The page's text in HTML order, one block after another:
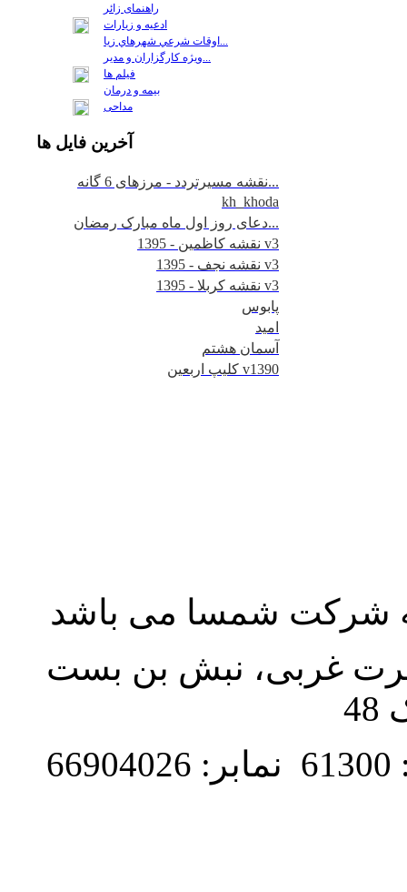
راهنمای زائر
ادعیه و زیارات
اوقات شرعي شهرهاي زيا...
ويژه كارگزاران و مدير...
فيلم ها
بیمه و درمان
مداحی
آخرين فايل ها
نقشه مسیرتردد - مرزهای 6 گانه...
kh_khoda
دعای روز اول ماه مبارک رمضان...
نقشه کاظمین - 1395 v3
نقشه نجف - 1395 v3
نقشه کربلا - 1395 v3
پابوس
امید
آسمان هشتم
کلیپ اربعین v1390
شرکت شمسا می باشد
غربی، نبش بن بست